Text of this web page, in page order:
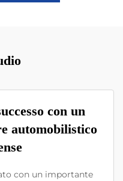
con un
automobilistico
con un importante